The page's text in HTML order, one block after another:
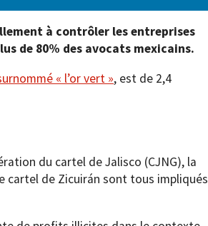
à contrôler les entreprises
de 80% des avocats mexicains.
« l’or vert », est de 2,4
du cartel de Jalisco (CJNG), la
cartel de Zicuirán sont tous impliqués